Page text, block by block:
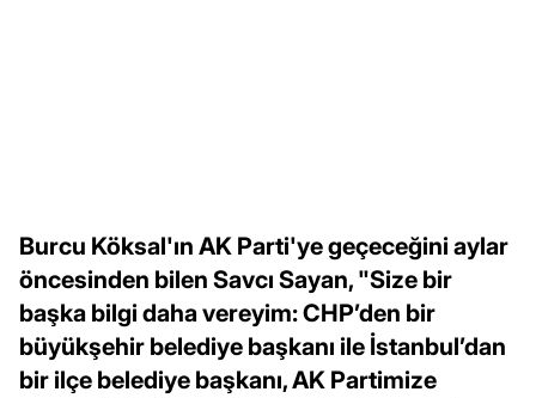
Burcu Köksal'ın AK Parti'ye geçeceğini aylar
öncesinden bilen Savcı Sayan, "Size bir
başka bilgi daha vereyim: CHP’den bir
büyükşehir belediye başkanı ile İstanbul’dan
bir ilçe belediye başkanı, AK Partimize